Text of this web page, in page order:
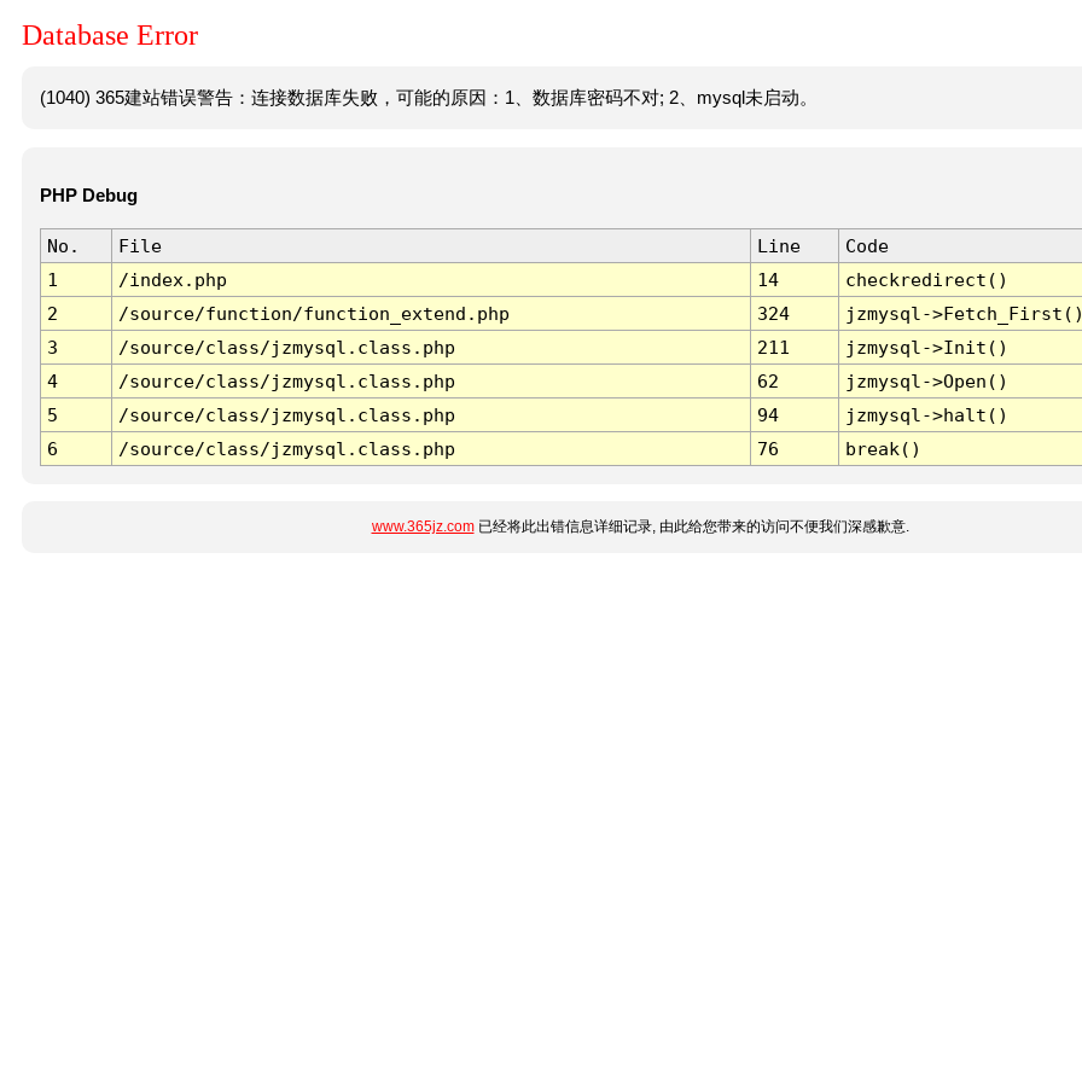
Database Error
(1040) 365建站错误警告：连接数据库失败，可能的原因：1、数据库密码不对; 2、mysql未启动。
PHP Debug
No. File Line
Code
1
/index.php 14
checkredirect()
2
/source/function/function_extend.php 324
jzmysql-
3
/source/class/jzmysql.class.php 211
jzmysql->Init()
4
/source/class/jzmysql.class.php 62
jzmysql->Open()
5
/source/class/jzmysql.class.php 94
jzmysql->halt()
6
/source/class/jzmysql.class.php 76 break()
www.365jz.com已经将此出错信息详细记录, 由此给您带来的访问不便我们深感歉意.